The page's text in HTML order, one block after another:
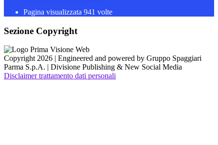
Pagina visualizzata 941 volte
Sezione Copyright
Copyright 2026 | Engineered and powered by Gruppo Spaggiari
Parma S.p.A. | Divisione Publishing & New Social Media
Disclaimer trattamento dati personali